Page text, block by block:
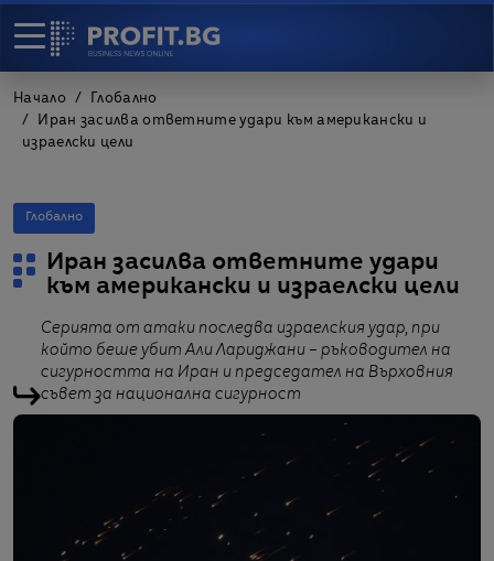
Начало
Глобално
Иран засилва ответните удари към американски и
израелски цели
Глобално
Иран засилва ответните удари
към американски и израелски цели
Серията от атаки последва израелския удар, при
който беше убит Али Лариджани – ръководител на
сигурността на Иран и председател на Върховния
съвет за национална сигурност